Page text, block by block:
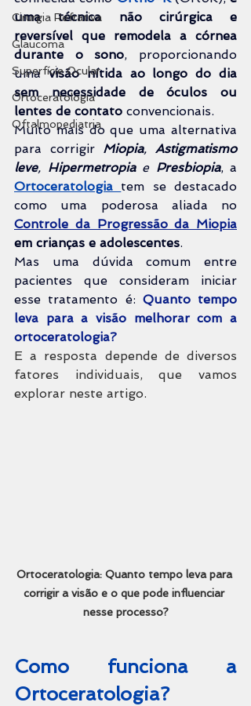
Cirurgia Refrativa
Glaucoma
Superfície Ocular
Ortoceratologia
Oftalmopediatria
uma técnica não cirúrgica e
reversível que remodela a córnea
durante o sono, proporcionando
uma visão nítida ao longo do dia
sem necessidade de óculos ou
lentes de contato convencionais.
Muito mais do que uma alternativa
para corrigir Miopia, Astigmatismo
leve, Hipermetropia e Presbiopia
Ortoceratologia tem se destacado
Controle da Progressão da Miopia
em crianças e adolescentes.
Mas uma dúvida comum entre
pacientes que consideram iniciar
esse tratamento é: Quanto tempo
leva para a visão melhorar com a
ortoceratologia?
E a resposta depende de diversos
fatores individuais, que vamos
explorar neste artigo.
Ortoceratologia: Quanto tempo leva para
corrigir a visão e o que pode influenciar
nesse processo?
Como funciona a
Ortoceratologia?